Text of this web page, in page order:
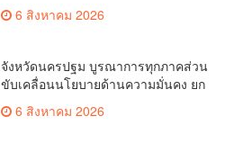
ระหว่างประเทศ
6 สิงหาคม 2026
จังหวัดนครปฐม บูรณาการทุกภาคส่วน
ขับเคลื่อนนโยบายด้านความมั่นคง ยก
เทคโนโลยี
6 สิงหาคม 2026